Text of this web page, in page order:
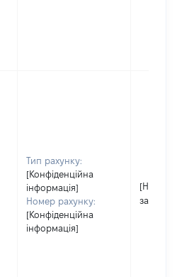
Тип рахунку:
[Конфіденційна
інформація]
Номер рахунку:
[Конфіденційна
інформація]
[Не